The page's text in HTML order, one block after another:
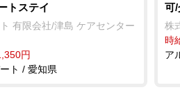
トステイ
有限会社/津島 ケアセンター
円
ト / 愛知県
可/
株
時
ア